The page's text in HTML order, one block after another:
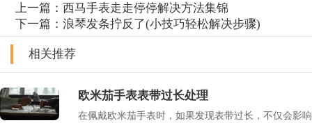
上一篇：西马手表走走停停解决方法集锦
下一篇：浪琴发条拧反了(小技巧轻松解决步骤)
相关推荐
欧米茄手表表带过长处理
在佩戴欧米茄手表时，如果发现表带过长，不仅会影响